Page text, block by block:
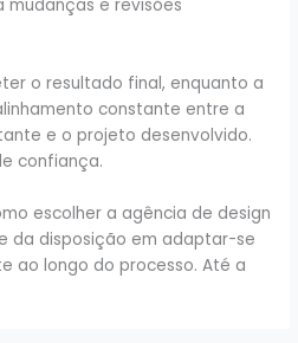
e revisões
o resultado final, enquanto a
constante entre a
e o projeto desenvolvido.
confiança.
escolher a agência de design
da disposição em adaptar-se
ao longo do processo. Até a